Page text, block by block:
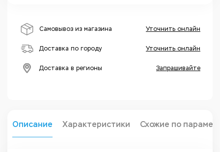
Самовывоз из магазина Уточнить онлайн
Доставка по городу Уточнить онлайн
Доставка в регионы Запрашивайте
Описание Характеристики Схожие по